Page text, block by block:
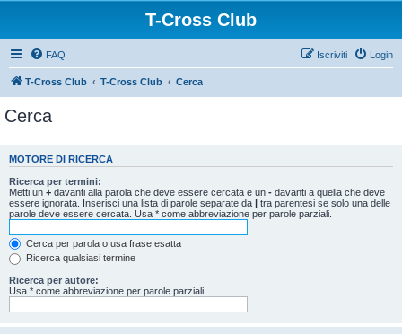
T-Cross Club
FAQ Login
Iscriviti
T-Cross Club T-Cross Club Cerca
Cerca
MOTORE DI RICERCA
Ricerca per termini:
Metti un + davanti alla parola che deve essere cercata e un - davanti a quella che deve
essere ignorata. Inserisci una lista di parole separate da | tra parentesi se solo una delle
parole deve essere cercata. Usa * come abbreviazione per parole parziali.
Cerca per parola o usa frase esatta
Ricerca qualsiasi termine
Ricerca per autore:
Usa * come abbreviazione per parole parziali.